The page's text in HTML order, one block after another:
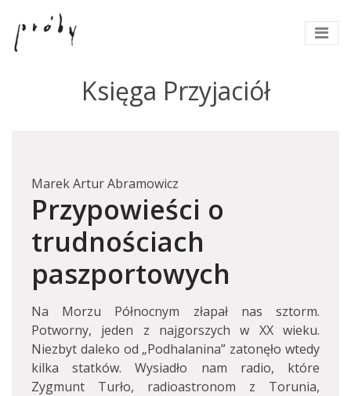
Księga Przyjaciół
Marek Artur Abramowicz
Przypowieści o
trudnościach
paszportowych
Na Morzu Północnym złapał nas sztorm.
Potworny, jeden z najgorszych w XX wieku.
Niezbyt daleko od „Podhalanina” zatonęło wtedy
kilka statków. Wysiadło nam radio, które
Zygmunt Turło, radioastronom z Torunia,